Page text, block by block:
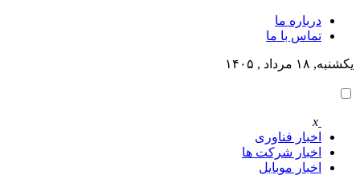
درباره ما
تماس با ما
یکشنبه, ۱۸ مرداد , ۱۴۰۵
x
اخبار فناوری
اخبار شرکت ها
اخبار موبایل